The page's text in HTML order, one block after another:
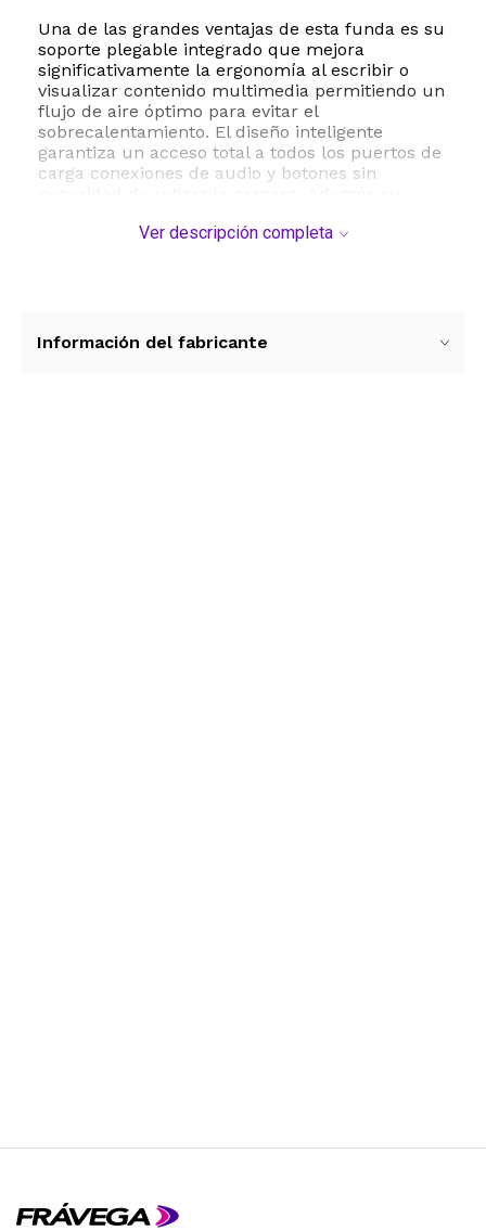
Una de las grandes ventajas de esta funda es su
soporte plegable integrado que mejora
significativamente la ergonomía al escribir o
visualizar contenido multimedia permitiendo un
flujo de aire óptimo para evitar el
sobrecalentamiento. El diseño inteligente
garantiza un acceso total a todos los puertos de
carga conexiones de audio y botones sin
cómodo evitando deslizamientos accidentales
13.6 pulgadas modelos de los años 2022 a 2026
Ver descripción completa
Información del fabricante